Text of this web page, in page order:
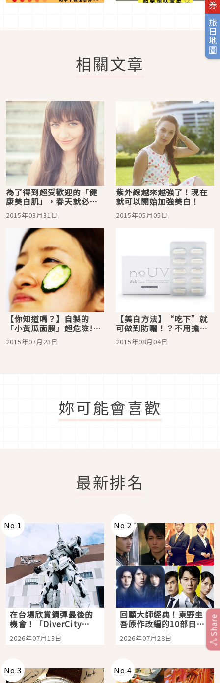
旅日地圖
相關文章
為了得到超受歡迎的「健
康美白肌」，春天就必須
這樣做！
2015年03月31日
紫外線越來越強了！現在
就可以開始加強美白！
2015年05月05日
【你知道嗎？】自製的
「小黃瓜面膜」超危險!?
別說美白了，搞不好還會
造成皺紋唷！
2015年07月23日
【美白方法】“吃下”就
可做到防曬！？不用擔心
忘了塗防曬或因汗水脫落
而人氣直衝的防曬新商
2015年08月04日
妳可能會喜歡
最新排名
No.1
在台場欣賞鋼彈最後的
機會！「DiverCity
Tokyo Plaza」搭船、
購物、美食及夜景，一
2026年07月13日
No.2
回顧大師經典！東野圭
吾原作改編的10部日本
影視作品推薦
2026年07月28日
No.3 No.4
Share